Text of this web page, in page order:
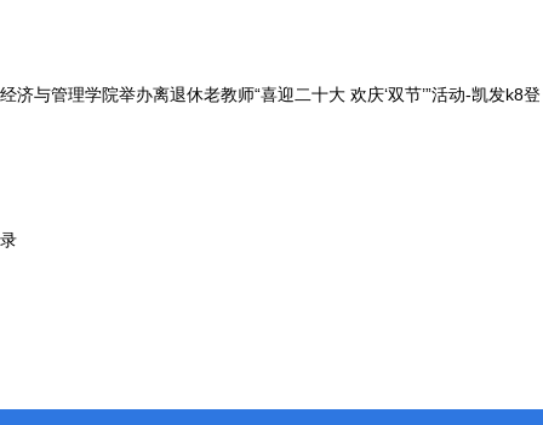
经济与管理学院举办离退休老教师“喜迎二十大 欢庆‘双节’”活动-凯发k8登
录